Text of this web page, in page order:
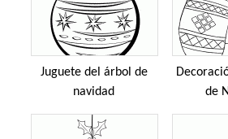
Juguete del árbol de
navidad
de